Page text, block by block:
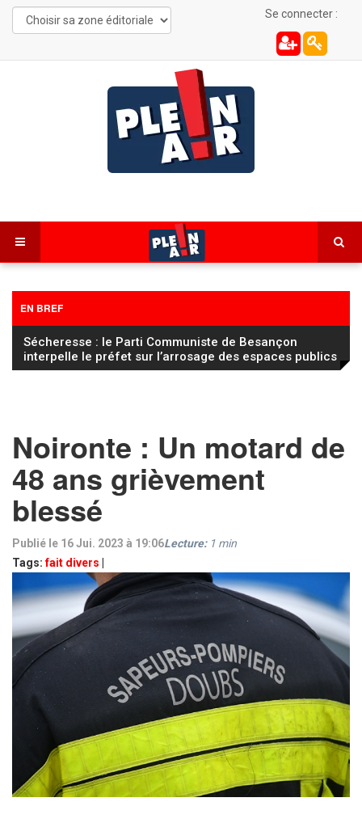
Se connecter :
EN BREF
Sécheresse : le Parti Communiste de Besançon
interpelle le préfet sur l’arrosage des espaces publics
Noironte : Un motard de
48 ans grièvement
blessé
Publié le 16 Jui. 2023 à 19:06
Tags: fait divers
Lecture: 1 min